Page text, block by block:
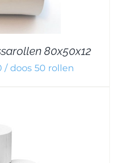
80x50x12
/ doos 50 rollen